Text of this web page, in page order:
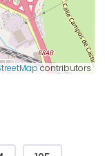
contributors